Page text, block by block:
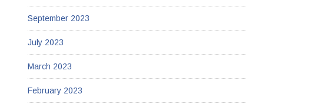
September 2023
July 2023
March 2023
February 2023